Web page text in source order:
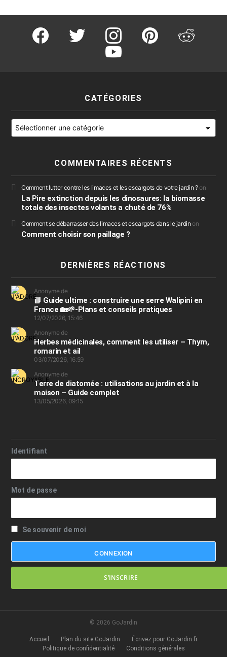
facebook twitter instagram pinterest reddit
youtube
CATÉGORIES
Catégories
COMMENTAIRES RÉCENTS
Comment lutter contre les limaces et les escargots de votre jardin ?on
La Pire extinction depuis les dinosaures: la biomasse
totale des insectes volants a chuté de 76%
Comment se débarrasser des limaces et escargots dans le jardin on
Comment choisir son paillage ?
DERNIÈRES RÉACTIONS
Anonyme de
📘 Guide ultime : construire une serre Walipini en
France 🏡🌱-Plans et conseils pratiques
12/07/2026, 15:46
Anonyme de
Herbes médicinales, comment les utiliser – Thym,
romarin et ail
03/07/2026, 16:59
Anonyme de
Terre de diatomée : utilisations au jardin et à la
maison – Guide complet
13/05/2026, 09:15
Identifiant
Mot de passe
Se souvenir de moi
S’INSCRIRE
© 2026 GoJardin
Accueil Plan du site GoJardin
Écrivez pour GoJardin.fr
Politique de confidentialité
Conditions générales